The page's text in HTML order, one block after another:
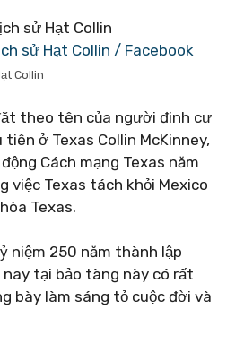
sử Hạt Collin / Facebook
Collin
theo tên của người định cư
ở Texas Collin McKinney,
Cách mạng Texas năm
việc Texas tách khỏi Mexico
Texas.
niệm 250 năm thành lập
nay tại bảo tàng này có rất
bày làm sáng tỏ cuộc đời và